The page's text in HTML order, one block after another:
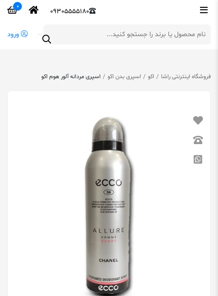
09305555180
0
ورود
فروشگاه اینترنتی راشا اکو اسپری بدن اکو اسپری مردانه آلور هوم اکو